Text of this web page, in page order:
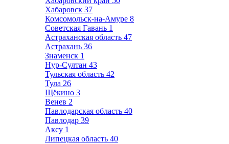
Хабаровск 37
Комсомольск-на-Амуре 8
Советская Гавань 1
Астраханская область 47
Астрахань 36
Знаменск 1
Нур-Султан 43
Тульская область 42
Тула 26
Щёкино 3
Венев 2
Павлодарская область 40
Павлодар 39
Аксу 1
Липецкая область 40